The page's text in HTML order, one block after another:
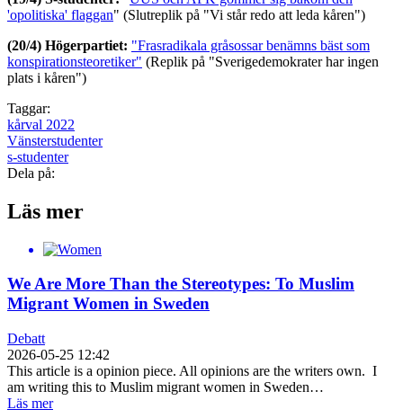
'opolitiska' flaggan" (Slutreplik på "Vi står redo att leda kåren")
(20/4) Högerpartiet: "Frasradikala gråsossar benämns bäst som
konspirationsteoretiker" (Replik på "Sverigedemokrater har ingen
plats i kåren")
Taggar:
kårval 2022
Vänsterstudenter
s-studenter
Dela på:
Läs mer
We Are More Than the Stereotypes: To Muslim
Migrant Women in Sweden
Debatt
2026-05-25 12:42
This article is a opinion piece. All opinions are the writers own. I
am writing this to Muslim migrant women in Sweden…
Läs mer